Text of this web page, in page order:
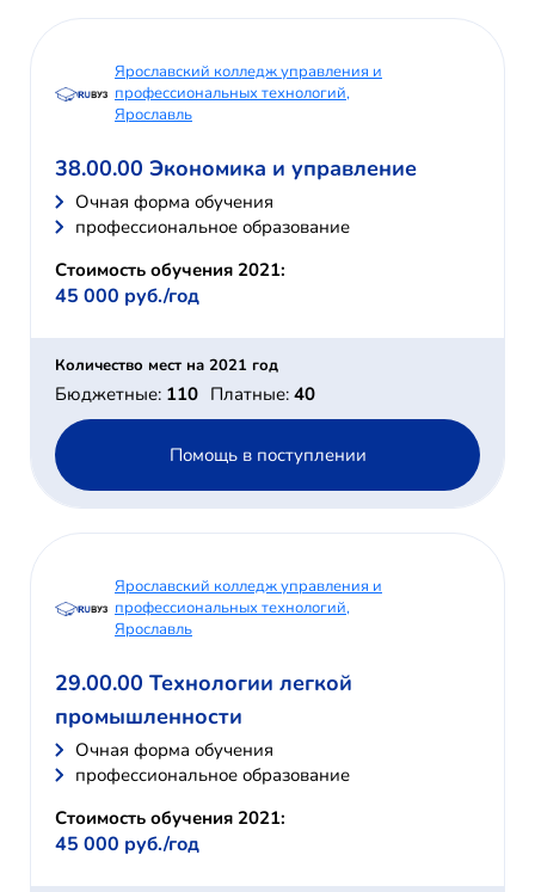
Ярославский колледж управления и
профессиональных технологий,
Ярославль
38.00.00 Экономика и управление
Очная форма обучения
профессиональное образование
Стоимость обучения 2021:
45 000 руб./год
Количество мест на 2021 год
Бюджетные: 110 Платные: 40
Помощь в поступлении
Ярославский колледж управления и
профессиональных технологий,
Ярославль
29.00.00 Технологии легкой
промышленности
Очная форма обучения
профессиональное образование
Стоимость обучения 2021:
45 000 руб./год